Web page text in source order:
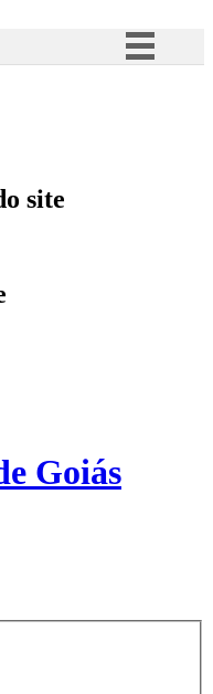
Acesso à informação
site
Goiás